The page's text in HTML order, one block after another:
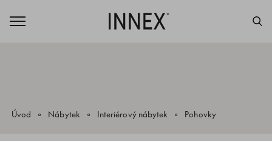
Úvod Nábytek Interiérový nábytek Pohovky